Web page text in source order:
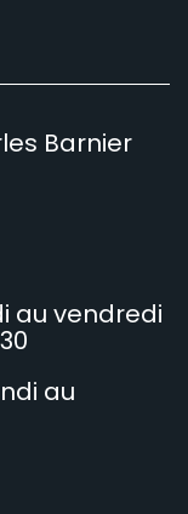
Barnier
au vendredi
au